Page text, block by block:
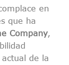
en
que ha
Company,
de la